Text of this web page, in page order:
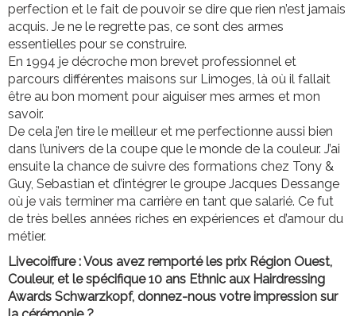
perfection et le fait de pouvoir se dire que rien n’est jamais
acquis. Je ne le regrette pas, ce sont des armes
essentielles pour se construire.
En 1994 je décroche mon brevet professionnel et
parcours différentes maisons sur Limoges, là où il fallait
être au bon moment pour aiguiser mes armes et mon
savoir.
De cela j’en tire le meilleur et me perfectionne aussi bien
dans l’univers de la coupe que le monde de la couleur. J’ai
ensuite la chance de suivre des formations chez Tony &
Guy, Sebastian et d’intégrer le groupe Jacques Dessange
où je vais terminer ma carrière en tant que salarié. Ce fut
de très belles années riches en expériences et d’amour du
métier.
Livecoiffure : Vous avez remporté les prix Région Ouest,
Couleur, et le spécifique 10 ans Ethnic aux Hairdressing
Awards Schwarzkopf, donnez-nous votre impression sur